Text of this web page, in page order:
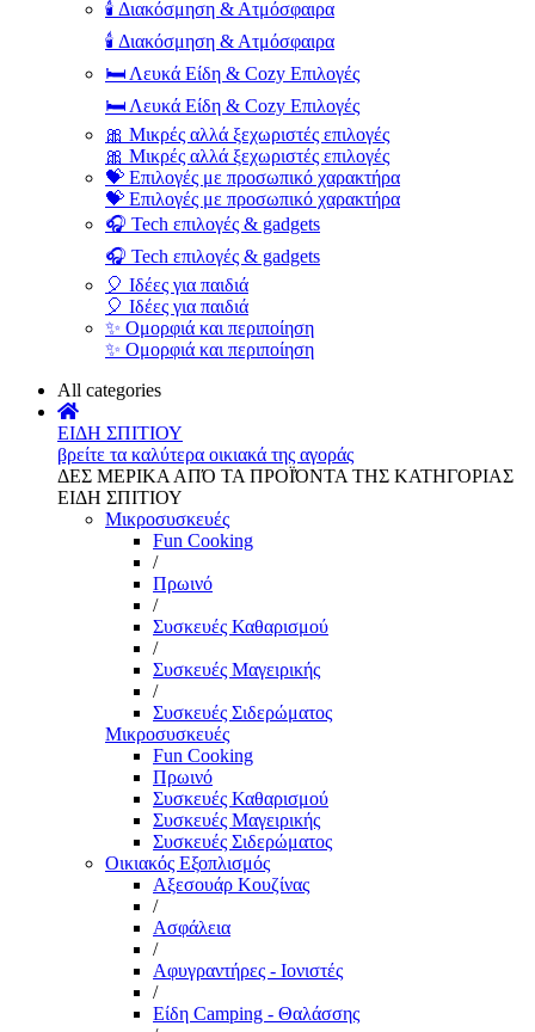
🕯️ Διακόσμηση & Ατμόσφαιρα
🕯️ Διακόσμηση & Ατμόσφαιρα
🛏️ Λευκά Είδη & Cozy Επιλογές
🛏️ Λευκά Είδη & Cozy Επιλογές
🎀 Μικρές αλλά ξεχωριστές επιλογές
🎀 Μικρές αλλά ξεχωριστές επιλογές
💝 Επιλογές με προσωπικό χαρακτήρα
💝 Επιλογές με προσωπικό χαρακτήρα
🎧 Tech επιλογές & gadgets
🎧 Tech επιλογές & gadgets
🎈 Ιδέες για παιδιά
🎈 Ιδέες για παιδιά
✨ Ομορφιά και περιποίηση
✨ Ομορφιά και περιποίηση
All categories
ΕΙΔΗ ΣΠΙΤΙΟΥ
βρείτε τα καλύτερα οικιακά της αγοράς
ΔΕΣ ΜΕΡΙΚΑ ΑΠΌ ΤΑ ΠΡΟΪΌΝΤΑ ΤΗΣ ΚΑΤΗΓΟΡΙΑΣ
ΕΙΔΗ ΣΠΙΤΙΟΥ
Μικροσυσκευές
Fun Cooking
/
Πρωινό
/
Συσκευές Καθαρισμού
/
Συσκευές Μαγειρικής
/
Συσκευές Σιδερώματος
Μικροσυσκευές
Fun Cooking
Πρωινό
Συσκευές Καθαρισμού
Συσκευές Μαγειρικής
Συσκευές Σιδερώματος
Οικιακός Εξοπλισμός
Αξεσουάρ Κουζίνας
/
Ασφάλεια
/
Αφυγραντήρες - Ιονιστές
/
Είδη Camping - Θαλάσσης